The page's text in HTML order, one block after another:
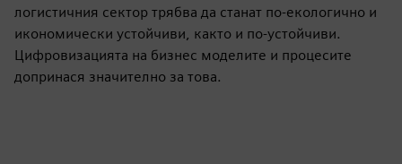
логистичния сектор трябва да станат по-екологично и
икономически устойчиви, както и по-устойчиви.
Цифровизацията на бизнес моделите и процесите
допринася значително за това.